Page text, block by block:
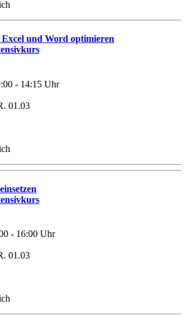
und Word optimieren
- 14:15 Uhr
01.03
- 16:00 Uhr
01.03